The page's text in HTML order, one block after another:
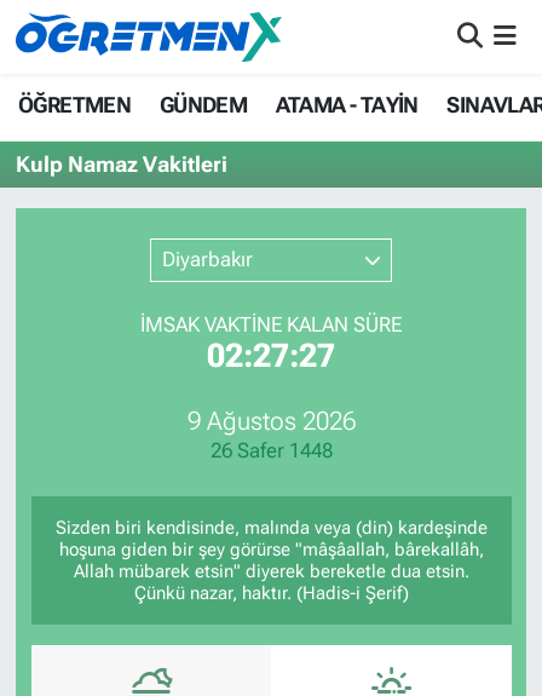
ÖĞRETMEN GÜNDEM ATAMA - TAYİN
Kulp Namaz Vakitleri
Diyarbakır
İMSAK VAKTİNE KALAN SÜRE
02:27:27
9 Ağustos 2026
26 Safer 1448
Sizden biri kendisinde, malında veya (din) kardeşinde
hoşuna giden bir şey görürse "mâşâallah, bârekallâh,
Allah mübarek etsin" diyerek bereketle dua etsin.
Çünkü nazar, haktır. (Hadis-i Şerif)
ÖĞRETMEN
GÜNDEM
ATAMA - TAYİN
SINAVLAR
HAYATIN İÇİNDEN
İstanbul Nöbetçi Eczaneler
İstanbul Hava Durumu
İstanbul Namaz Vakitleri
İstanbul Trafik Yoğunluk Haritası
Süper Lig Puan Durumu ve Fikstür
Son Dakika Haberleri
Haber Arşivi